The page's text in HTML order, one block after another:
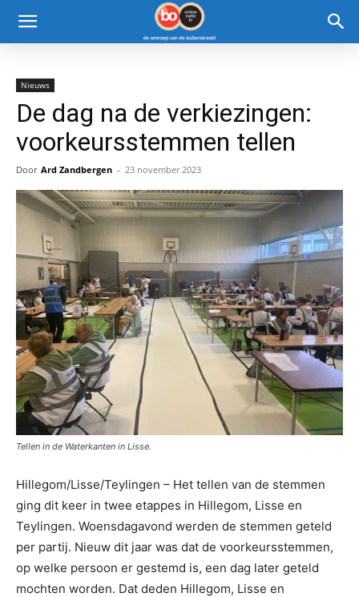
Nieuws
De dag na de verkiezingen:
voorkeursstemmen tellen
Door Ard Zandbergen - 23 november 2023
Tellen in de Waterkanten in Lisse.
Hillegom/Lisse/Teylingen – Het tellen van de stemmen
ging dit keer in twee etappes in Hillegom, Lisse en
Teylingen. Woensdagavond werden de stemmen geteld
per partij. Nieuw dit jaar was dat de voorkeursstemmen,
op welke persoon er gestemd is, een dag later geteld
mochten worden. Dat deden Hillegom, Lisse en